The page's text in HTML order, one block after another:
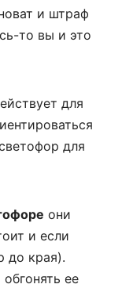
и штраф
то вы и это
для
для
они
и если
до края).
ее